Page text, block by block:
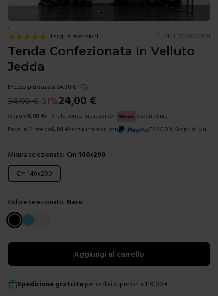
.
Leggi le recensioni SKU: ZG08220501
Tenda Confezionata In Velluto
Jedda
Prezzo più basso: 24,00 €
34,90€-31%24,00 €
Oppure8,00 €in 3 rate senza interessi con
Scopri di più
Paga in 3 rate da8,00 €senza interessi con TAEG 0%. Scopri di più
Misura selezionata: Cm 140x290
Scegli una misura
Cm 140x290
Colore selezionato: Nero
Scegli un colore
Aggiungi al carrello
Spedizione gratuita per ordini superiori a 119,00 €